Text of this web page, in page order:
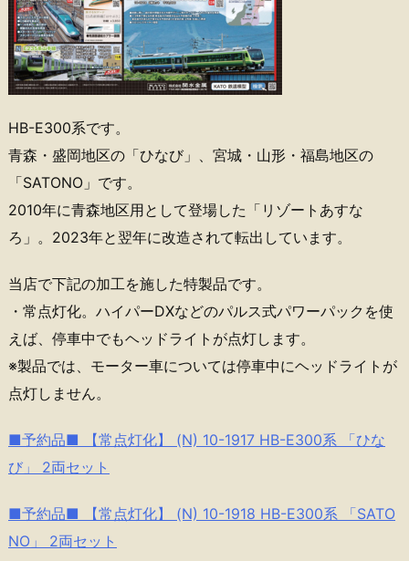
HB-E300系です。
青森・盛岡地区の「ひなび」、宮城・山形・福島地区の
「SATONO」です。
2010年に青森地区用として登場した「リゾートあすな
ろ」。2023年と翌年に改造されて転出しています。
当店で下記の加工を施した特製品です。
・常点灯化。ハイパーDXなどのパルス式パワーパックを使
えば、停車中でもヘッドライトが点灯します。
※製品では、モーター車については停車中にヘッドライトが
点灯しません。
■予約品■ 【常点灯化】 (N) 10-1917 HB-E300系 「ひな
び」 2両セット
■予約品■ 【常点灯化】 (N) 10-1918 HB-E300系 「SATO
NO」 2両セット